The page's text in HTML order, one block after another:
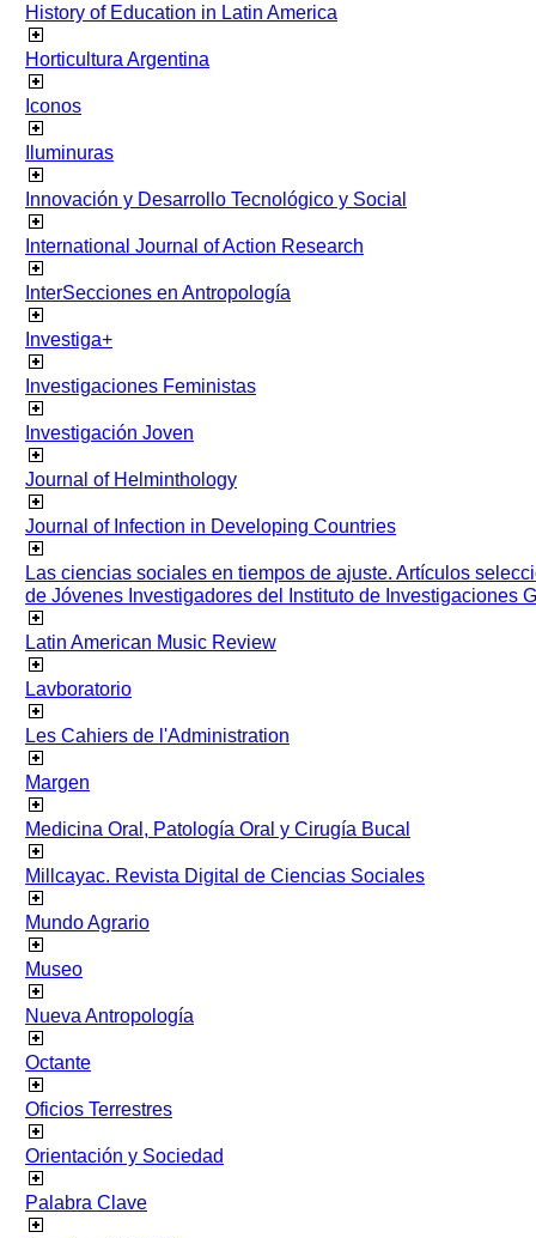
History of Education in Latin America
Horticultura Argentina
Iconos
Iluminuras
Innovación y Desarrollo Tecnológico y Social
International Journal of Action Research
InterSecciones en Antropología
Investiga+
Investigaciones Feministas
Investigación Joven
Journal of Helminthology
Journal of Infection in Developing Countries
Las ciencias sociales en tiempos de ajuste. Artículos
de Jóvenes Investigadores del Instituto de Investigaciones
Latin American Music Review
Lavboratorio
Les Cahiers de l'Administration
Margen
Medicina Oral, Patología Oral y Cirugía Bucal
Millcayac. Revista Digital de Ciencias Sociales
Mundo Agrario
Museo
Nueva Antropología
Octante
Oficios Terrestres
Orientación y Sociedad
Palabra Clave